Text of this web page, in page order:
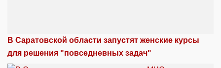
В Саратовской области запустят женские курсы
для решения "повседневных задач"